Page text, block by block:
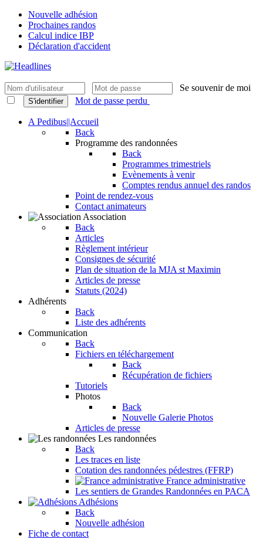
Nouvelle adhésion
Prochaines randos
Calcul indice IBP
Déclaration d'accident
Se souvenir de moi
S'identifier Mot de passe perdu
A Pedibus||Accueil
Back
Programme des randonnées
Back
Programmes trimestriels
Evènements à venir
Comptes rendus annuel des randos
Point de rendez-vous
Contact animateurs
Association
Back
Articles
Règlement intérieur
Consignes de sécurité
Plan de situation de la MJA st Maximin
Articles de presse
Statuts (2024)
Adhérents
Back
Liste des adhérents
Communication
Back
Fichiers en téléchargement
Back
Récupération de fichiers
Tutoriels
Photos
Back
Nouvelle Galerie Photos
Articles de presse
Les randonnées
Back
Les traces en liste
Cotation des randonnées pédestres (FFRP)
France administrative
Les sentiers de Grandes Randonnées en PACA
Adhésions
Back
Nouvelle adhésion
Fiche de contact